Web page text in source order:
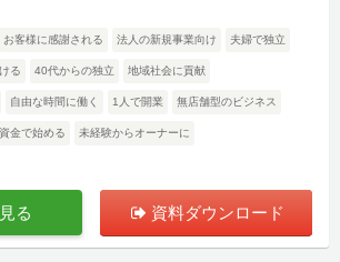
お客様に感謝される 法人の新規事業向け 夫婦で独立
る 40代からの独立 地域社会に貢献
自由な時間に働く 1人で開業 無店舗型のビジネス
金で始める 未経験からオーナーに
る 資料ダウンロード